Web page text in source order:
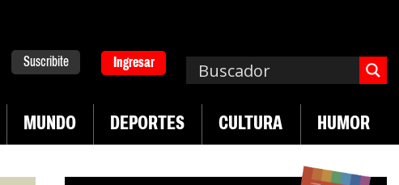
Suscribite Ingresar
MUNDO DEPORTES CULTURA HUMOR